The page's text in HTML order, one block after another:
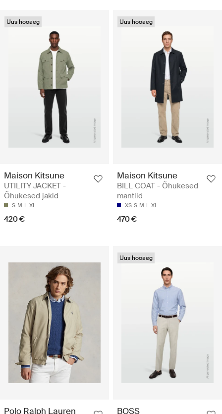
Uus hooaeg
Maison Kitsune
UTILITY JACKET -
Õhukesed jakid
S M L XL
420 €
Uus hooaeg
Maison Kitsune
BILL COAT - Õhukesed
mantlid
XS S M L XL
470 €
Polo Ralph Lauren
Uus hooaeg
BOSS